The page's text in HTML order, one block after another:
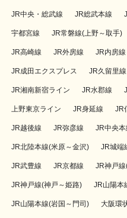
JR中央・総武線 JR総武本線
宇都宮線 JR常磐線(上野～取手)
JR高崎線 JR外房線 JR内房線
JR成田エクスプレス JR久留里線
JR湘南新宿ライン JR水郡線
上野東京ライン JR身延線 JR
JR越後線 JR弥彦線 JR中央
JR北陸本線(米原～金沢) JR城端
JR武豊線 JR京都線 JR神戸
JR神戸線(神戸～姫路) JR山陽本
JR山陽本線(岩国～門司) 大阪環